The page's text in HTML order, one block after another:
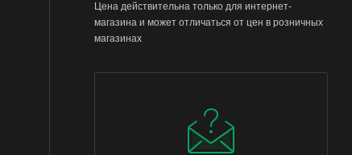
Цена действительна только для интернет-
магазина и может отличаться от цен в розничных
магазинах